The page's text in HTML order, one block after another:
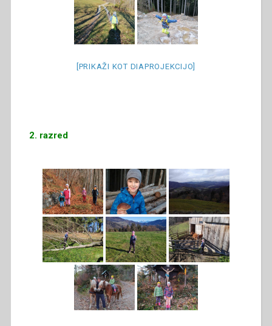
[PRIKAŽI KOT DIAPROJEKCIJO]
2. razred